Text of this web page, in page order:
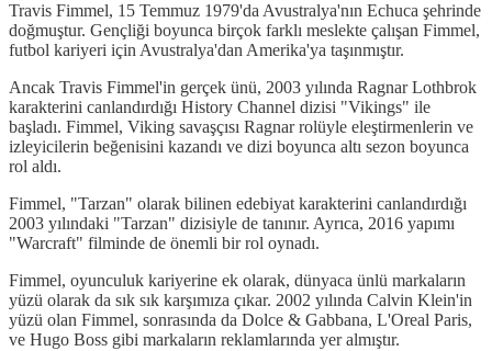
Travis Fimmel, 15 Temmuz 1979'da Avustralya'nın Echuca şehrinde
doğmuştur. Gençliği boyunca birçok farklı meslekte çalışan Fimmel,
futbol kariyeri için Avustralya'dan Amerika'ya taşınmıştır.
Ancak Travis Fimmel'in gerçek ünü, 2003 yılında Ragnar Lothbrok
karakterini canlandırdığı History Channel dizisi "Vikings" ile
başladı. Fimmel, Viking savaşçısı Ragnar rolüyle eleştirmenlerin ve
izleyicilerin beğenisini kazandı ve dizi boyunca altı sezon boyunca
rol aldı.
Fimmel, "Tarzan" olarak bilinen edebiyat karakterini canlandırdığı
2003 yılındaki "Tarzan" dizisiyle de tanınır. Ayrıca, 2016 yapımı
"Warcraft" filminde de önemli bir rol oynadı.
Fimmel, oyunculuk kariyerine ek olarak, dünyaca ünlü markaların
yüzü olarak da sık sık karşımıza çıkar. 2002 yılında Calvin Klein'in
yüzü olan Fimmel, sonrasında da Dolce & Gabbana, L'Oreal Paris,
ve Hugo Boss gibi markaların reklamlarında yer almıştır.